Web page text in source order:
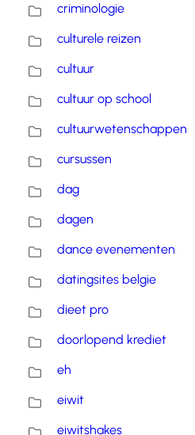
criminologie
culturele reizen
cultuur
cultuur op school
cultuurwetenschappen
cursussen
dag
dagen
dance evenementen
datingsites belgie
dieet pro
doorlopend krediet
eh
eiwit
eiwitshakes